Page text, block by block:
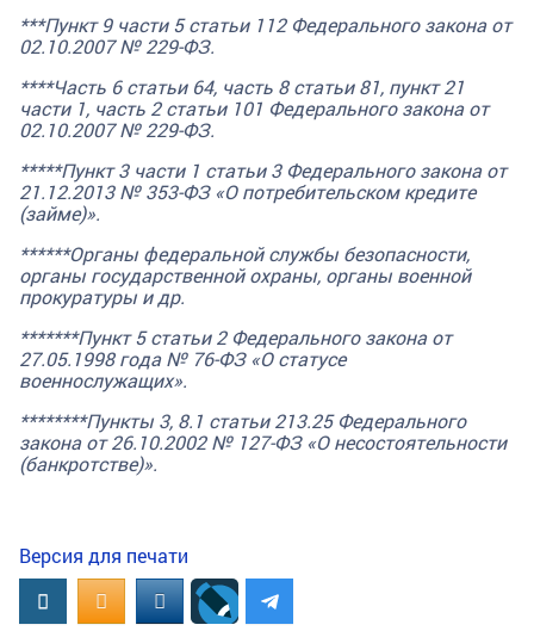
***Пункт 9 части 5 статьи 112 Федерального закона от
02.10.2007 № 229-ФЗ.
****Часть 6 статьи 64, часть 8 статьи 81, пункт 21
части 1, часть 2 статьи 101 Федерального закона от
02.10.2007 № 229-ФЗ.
*****Пункт 3 части 1 статьи 3 Федерального закона от
21.12.2013 № 353-ФЗ «О потребительском кредите
(займе)».
******Органы федеральной службы безопасности,
органы государственной охраны, органы военной
прокуратуры и др.
*******Пункт 5 статьи 2 Федерального закона от
27.05.1998 года № 76-ФЗ «О статусе
военнослужащих».
********Пункты 3, 8.1 статьи 213.25 Федерального
закона от 26.10.2002 № 127-ФЗ «О несостоятельности
(банкротстве)».
Версия для печати
ВконтактеOK.RUMAIL.RU